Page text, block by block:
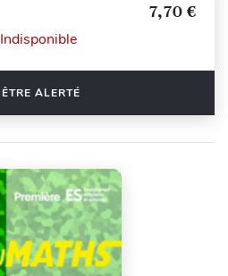
7,70 €
Indisponible
ÊTRE ALERTÉ